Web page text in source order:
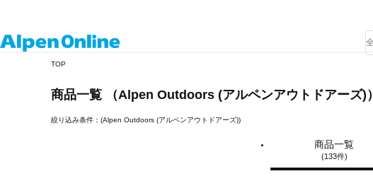
品
検
TOP
商品一覧 （Alpen Outdoors (アルペンアウトドアーズ)）
絞り込み条件：(Alpen Outdoors (アルペンアウトドアーズ))
商品一覧
(133件)